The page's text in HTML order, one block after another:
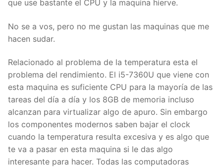
que use bastante el CPU y la maquina hierve.
No se a vos, pero no me gustan las maquinas que me
hacen sudar.
Relacionado al problema de la temperatura esta el
problema del rendimiento. El i5-7360U que viene con
esta maquina es suficiente CPU para la mayoría de las
tareas del día a día y los 8GB de memoria incluso
alcanzan para virtualizar algo de apuro. Sin embargo
los componentes modernos saben bajar el clock
cuando la temperatura resulta excesiva y es algo que
te va a pasar en esta maquina si le das algo
interesante para hacer. Todas las computadoras